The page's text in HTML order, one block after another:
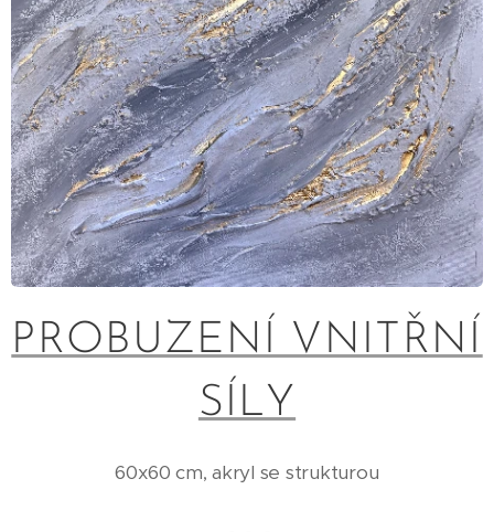
PROBUZENÍ VNITŘNÍ
SÍLY
60x60 cm, akryl se strukturou